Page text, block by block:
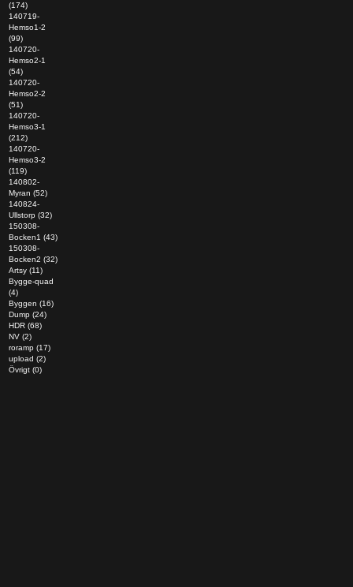
(174)
140719-
Hemso1-2
(99)
140720-
Hemso2-1
(54)
140720-
Hemso2-2
(51)
140720-
Hemso3-1
(212)
140720-
Hemso3-2
(119)
140802-
Myran (52)
140824-
Ullstorp (32)
150308-
Bocken1 (43)
150308-
Bocken2 (32)
Artsy (11)
Bygge-quad
(4)
Byggen (16)
Dump (24)
HDR (68)
NV (2)
roramp (17)
upload (2)
Övrigt (0)